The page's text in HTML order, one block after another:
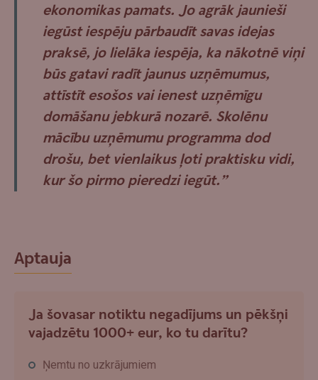
ekonomikas pamats. Jo agrāk jaunieši
iegūst iespēju pārbaudīt savas idejas
praksē, jo lielāka iespēja, ka nākotnē viņi
būs gatavi radīt jaunus uzņēmumus,
attīstīt esošos vai ienest uzņēmīgu
domāšanu jebkurā nozarē. Skolēnu
mācību uzņēmumu programma dod
drošu, bet vienlaikus ļoti praktisku vidi,
kur šo pirmo pieredzi iegūt.”
Aptauja
Ja šovasar notiktu negadījums un pēkšņi
vajadzētu 1000+ eur, ko tu darītu?
Ņemtu no uzkrājumiem